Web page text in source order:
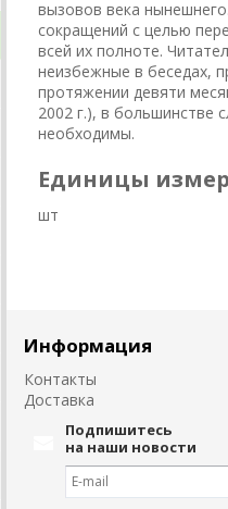
вызовов века
сокращений с целью
всей их полноте.
неизбежные в беседах,
протяжении девяти
2002 г.), в большинстве
необходимы.
Единицы
шт
Информация
Контакты
Доставка
Подпишитесь
на наши новости